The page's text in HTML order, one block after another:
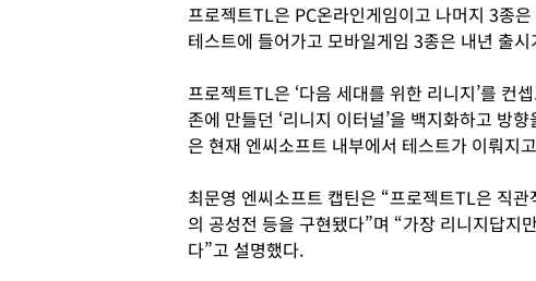
프로젝트TL은 PC온라인게임이고 나머지 3종
테스트에 들어가고 모바일게임 3종은 내년 출
프로젝트TL은 ‘다음 세대를 위한 리니지’를 컨
존에 만들던 ‘리니지 이터널’을 백지화하고 방
은 현재 엔씨소프트 내부에서 테스트가 이뤄지
최문영 엔씨소프트 캡틴은 “프로젝트TL은 직
의 공성전 등을 구현됐다”며 “가장 리니지답지
다”고 설명했다.